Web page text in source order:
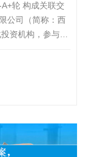
轮 构成关联交
公司（简称：西
资机构，参与珠
构成重大资产重